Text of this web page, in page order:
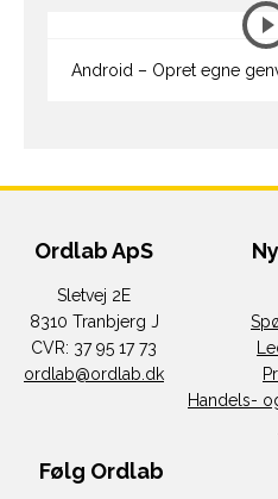
Android – Opret egne
Ordlab ApS
Sletvej 2E
8310 Tranbjerg J
CVR: 37 95 17 73
ordlab@ordlab.dk
Handels-
Følg Ordlab